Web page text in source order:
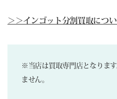
＞＞インゴット分割買取につ
※当店は買取専門店となりま
ません。